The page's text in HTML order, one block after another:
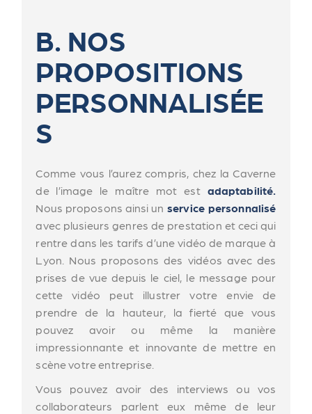
B. NOS
PROPOSITIONS
PERSONNALISÉE
S
Comme vous l’aurez compris, chez la Caverne
de l’image le maître mot est adaptabilité.
Nous proposons ainsi un service personnalisé
avec plusieurs genres de prestation et ceci qui
rentre dans les tarifs d’une vidéo de marque à
Lyon. Nous proposons des vidéos avec des
prises de vue depuis le ciel, le message pour
cette vidéo peut illustrer votre envie de
prendre de la hauteur, la fierté que vous
pouvez avoir ou même la manière
impressionnante et innovante de mettre en
scène votre entreprise.
Vous pouvez avoir des interviews ou vos
collaborateurs parlent eux même de leur